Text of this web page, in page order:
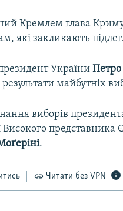
Кремлем глава
які закликають
України
майбутніх
виборів
Високого представника
.
Читати без VPN